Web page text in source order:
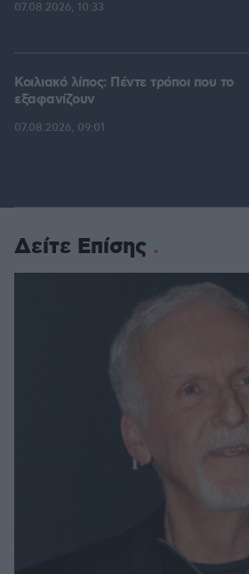
07.08.2026, 10:33
Κοιλιακό λίπος: Πέντε τρόποι που το
εξαφανίζουν
07.08.2026, 09:01
Δείτε Επίσης